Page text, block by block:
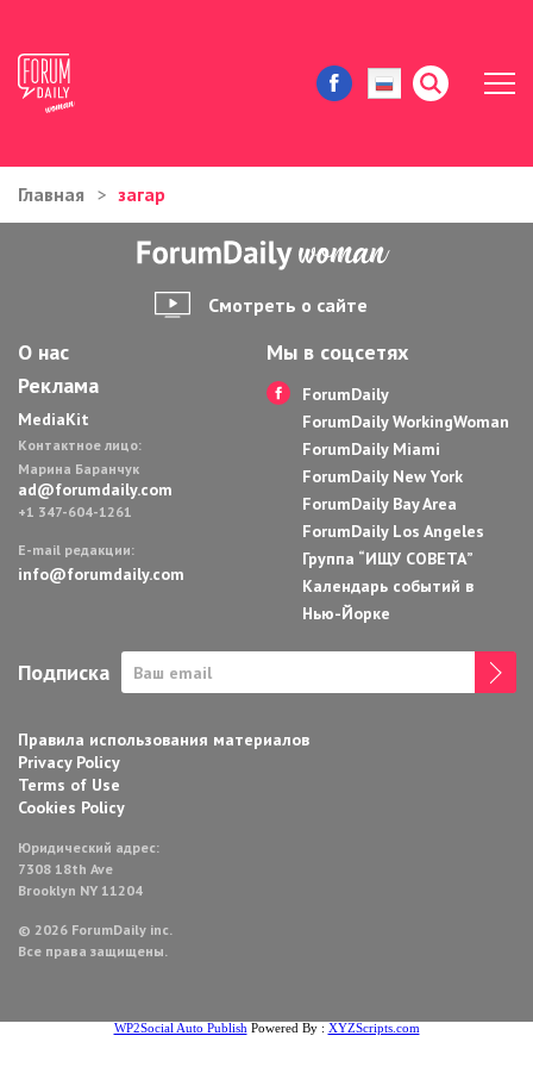
ЖИЗНЬ И ИСТОРИИ
ИММИГРАЦИЯ В США
АВТОРСКИЕ КОЛОНКИ
ЗДОРОВЬЕ И КРАСОТА
ДОМ И ЕДА
Главная загар
Смотреть о сайте
О нас
Реклама
MediaKit
Контактное лицо:
Марина Баранчук
ad@forumdaily.com
+1 347-604-1261
E-mail редакции:
info@forumdaily.com
Мы в соцсетях
ForumDaily
ForumDaily WorkingWoman
ForumDaily Miami
ForumDaily New York
ForumDaily Bay Area
ForumDaily Los Angeles
Группа “ИЩУ СОВЕТА”
Календарь событий в
Нью-Йорке
Подписка
Правила использования материалов
Privacy Policy
Terms of Use
Cookies Policy
Юридический адрес:
7308 18th Ave
Brooklyn NY 11204
© 2026 ForumDaily inc.
Все права защищены.
WP2Social Auto Publish Powered By : XYZScripts.com